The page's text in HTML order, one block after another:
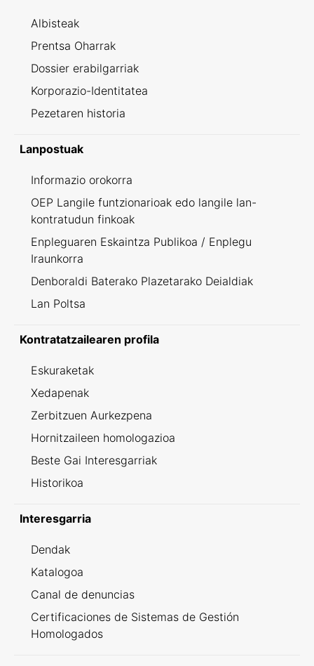
Albisteak
Prentsa Oharrak
Dossier erabilgarriak
Korporazio-Identitatea
Pezetaren historia
Lanpostuak
Informazio orokorra
OEP Langile funtzionarioak edo langile lan-
kontratudun finkoak
Enpleguaren Eskaintza Publikoa / Enplegu
Iraunkorra
Denboraldi Baterako Plazetarako Deialdiak
Lan Poltsa
Kontratatzailearen profila
Eskuraketak
Xedapenak
Zerbitzuen Aurkezpena
Hornitzaileen homologazioa
Beste Gai Interesgarriak
Historikoa
Interesgarria
Dendak
Katalogoa
Canal de denuncias
Certificaciones de Sistemas de Gestión
Homologados